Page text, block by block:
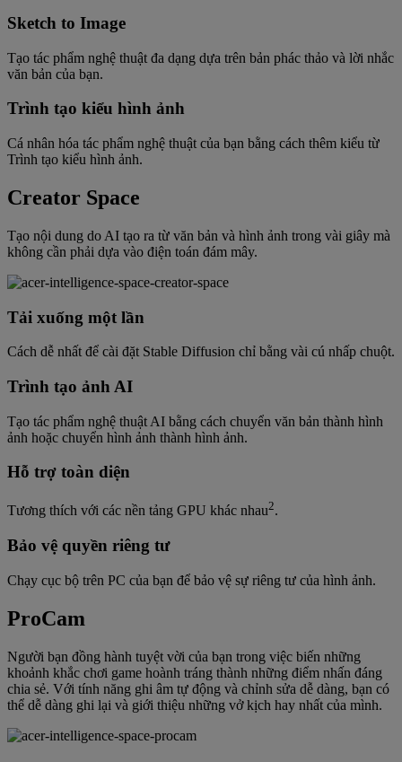
Sketch to Image
Tạo tác phẩm nghệ thuật đa dạng dựa trên bản phác thảo và lời nhắc
văn bản của bạn.
Trình tạo kiểu hình ảnh
Cá nhân hóa tác phẩm nghệ thuật của bạn bằng cách thêm kiểu từ
Trình tạo kiểu hình ảnh.
Creator Space
Tạo nội dung do AI tạo ra từ văn bản và hình ảnh trong vài giây mà
không cần phải dựa vào điện toán đám mây.
Tải xuống một lần
Cách dễ nhất để cài đặt Stable Diffusion chỉ bằng vài cú nhấp chuột.
Trình tạo ảnh AI
Tạo tác phẩm nghệ thuật AI bằng cách chuyển văn bản thành hình
ảnh hoặc chuyển hình ảnh thành hình ảnh.
Hỗ trợ toàn diện
Tương thích với các nền tảng GPU khác nhau2.
Bảo vệ quyền riêng tư
Chạy cục bộ trên PC của bạn để bảo vệ sự riêng tư của hình ảnh.
ProCam
Người bạn đồng hành tuyệt vời của bạn trong việc biến những
khoảnh khắc chơi game hoành tráng thành những điểm nhấn đáng
chia sẻ. Với tính năng ghi âm tự động và chỉnh sửa dễ dàng, bạn có
thể dễ dàng ghi lại và giới thiệu những vở kịch hay nhất của mình.